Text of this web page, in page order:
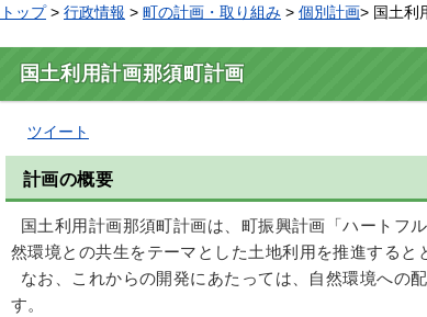
トップ> 行政情報 > 町の計画・取り組み > 個別計画> 国土利
国土利用計画那須町計画
ツイート
計画の概要
国土利用計画那須町計画は、町振興計画「ハートフ
然環境との共生をテーマとした土地利用を推進すると
なお、これからの開発にあたっては、自然環境への
す。